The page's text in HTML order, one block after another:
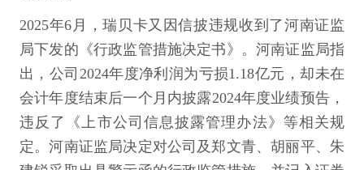
2025年6月，瑞贝卡又因信披违规收到了河南证监
局下发的《行政监管措施决定书》。河南证监局指
出，公司2024年度净利润为亏损1.18亿元，却未在
会计年度结束后一个月内披露2024年度业绩预告，
违反了《上市公司信息披露管理办法》等相关规
定。河南证监局决定对公司及郑文青、胡丽平、朱